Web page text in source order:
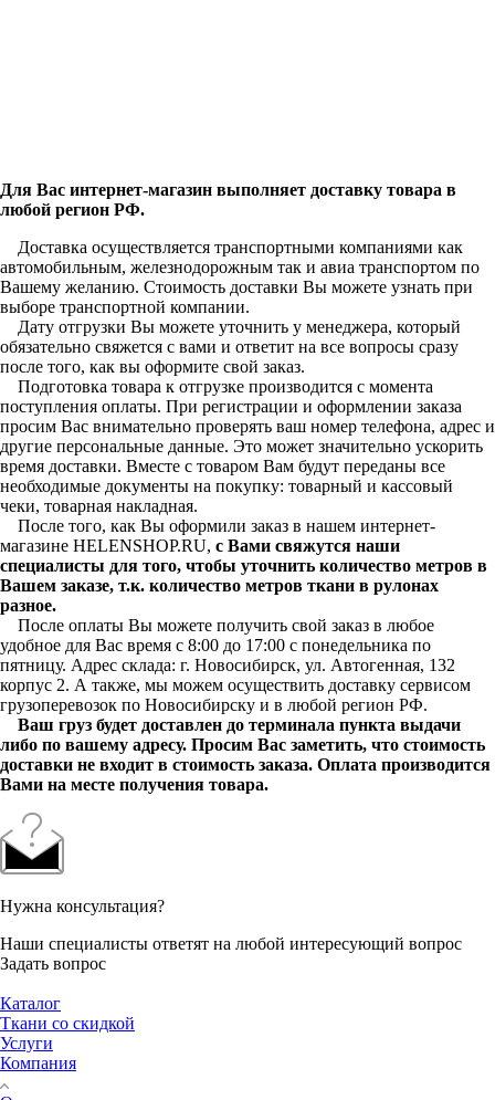
Для Вас интернет-магазин выполняет доставку товара в
любой регион РФ.
Доставка осуществляется транспортными компаниями как
автомобильным, железнодорожным так и авиа транспортом по
Вашему желанию. Стоимость доставки Вы можете узнать при
выборе транспортной компании.
Дату отгрузки Вы можете уточнить у менеджера, который
обязательно свяжется с вами и ответит на все вопросы сразу
после того, как вы оформите свой заказ.
Подготовка товара к отгрузке производится с момента
поступления оплаты. При регистрации и оформлении заказа
просим Вас внимательно проверять ваш номер телефона, адрес и
другие персональные данные. Это может значительно ускорить
время доставки. Вместе с товаром Вам будут переданы все
необходимые документы на покупку: товарный и кассовый
чеки, товарная накладная.
После того, как Вы оформили заказ в нашем интернет-
магазине HELENSHOP.RU, с Вами свяжутся наши
специалисты для того, чтобы уточнить количество метров в
Вашем заказе, т.к. количество метров ткани в рулонах
разное.
После оплаты Вы можете получить свой заказ в любое
удобное для Вас время с 8:00 до 17:00 с понедельника по
пятницу. Адрес склада: г. Новосибирск, ул. Автогенная, 132
корпус 2. А также, мы можем осуществить доставку сервисом
грузоперевозок по Новосибирску и в любой регион РФ.
Ваш груз будет доставлен до терминала пункта выдачи
либо по вашему адресу. Просим Вас заметить, что стоимость
доставки не входит в стоимость заказа. Оплата производится
Вами на месте получения товара.
Нужна консультация?
Наши специалисты ответят на любой интересующий вопрос
Задать вопрос
Каталог
Ткани со скидкой
Услуги
Компания